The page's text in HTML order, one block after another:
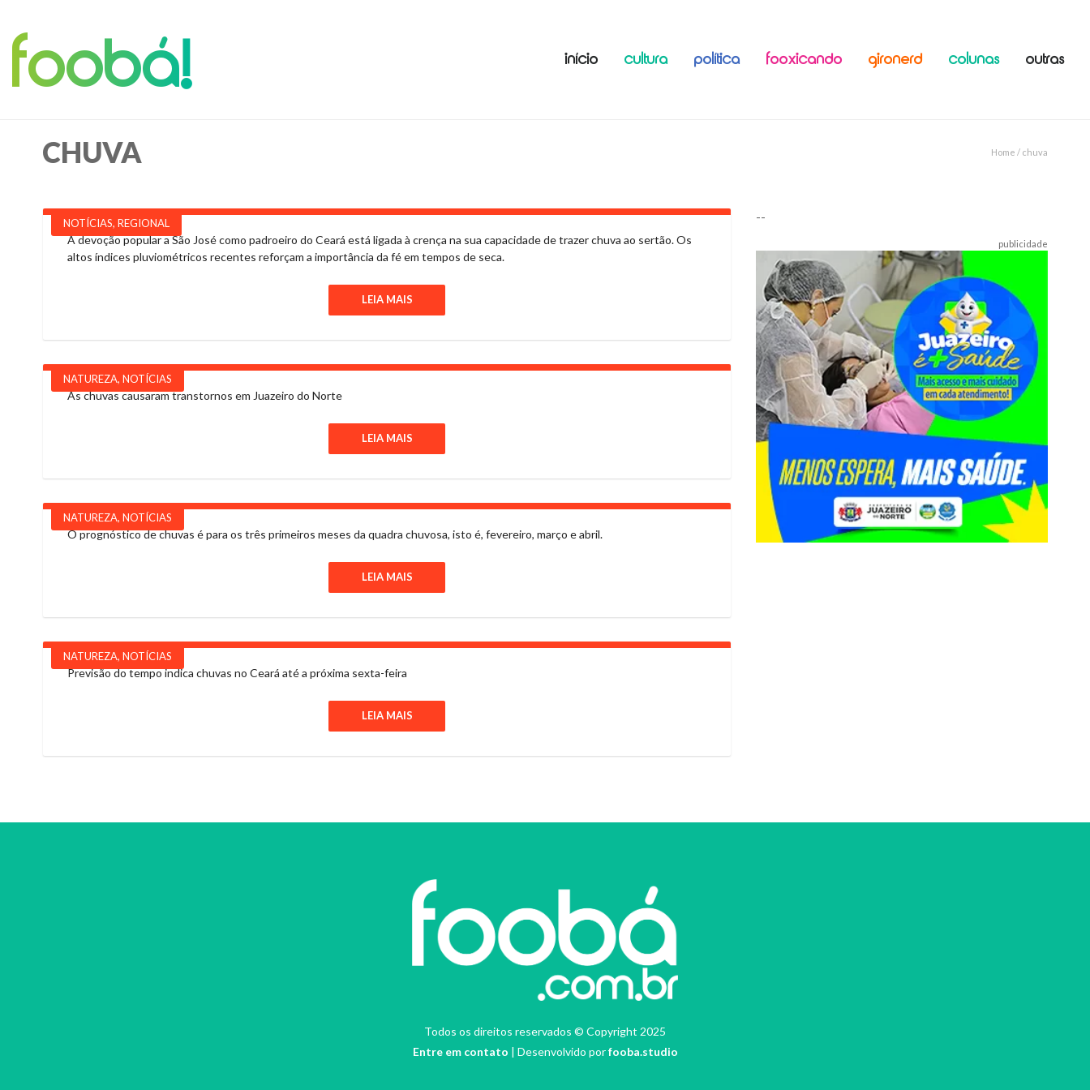
foobá! INÍCIO CULTURA POLÍTICA FOOXICANDO GIRONERD COLUNAS OUTRAS
CHUVA Home / chuva
NOTÍCIAS, REGIONAL
A devoção popular a São José como padroeiro do Ceará está ligada à crença na sua capacidade de trazer chuva ao sertão. Os
altos índices pluviométricos recentes reforçam a importância da fé em tempos de seca.
LEIA MAIS
NATUREZA, NOTÍCIAS
As chuvas causaram transtornos em Juazeiro do Norte
LEIA MAIS
NATUREZA, NOTÍCIAS
O prognóstico de chuvas é para os três primeiros meses da quadra chuvosa, isto é, fevereiro, março e abril.
LEIA MAIS
NATUREZA, NOTÍCIAS
Previsão do tempo indica chuvas no Ceará até a próxima sexta-feira
LEIA MAIS
--
publicidade
Todos os direitos reservados © Copyright 2025
Entre em contato | Desenvolvido porfooba.studio